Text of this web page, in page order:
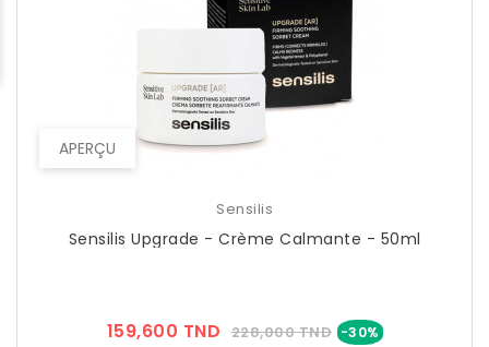
APERÇU
Sensilis
Sensilis Upgrade - Crème Calmante - 50ml
159,600 TND Prix
228,000 TND -30% Prix